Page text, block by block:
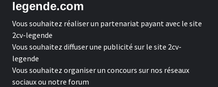
legende.com
Vous souhaitez réaliser un partenariat payant avec le site
2cv-legende
Vous souhaitez diffuser une publicité sur le site 2cv-
legende
Vous souhaitez organiser un concours sur nos réseaux
sociaux ou notre forum